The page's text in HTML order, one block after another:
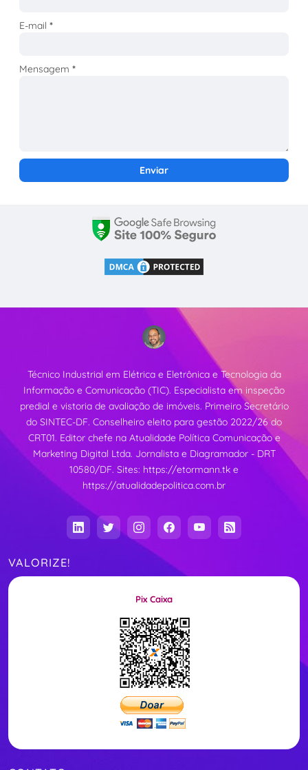
E-mail*
Mensagem*
Técnico Industrial em Elétrica e Eletrônica e Tecnologia da
Informação e Comunicação (TIC). Especialista em inspeção
predial e vistoria de avaliação de imóveis. Primeiro Secretário
do SINTEC-DF. Conselheiro eleito para gestão 2022/26 do
CRT01. Editor chefe na Atualidade Política Comunicação e
Marketing Digital Ltda. Jornalista e Diagramador - DRT
10580/DF. Sites: https://etormann.tk e
https://atualidadepolitica.com.br
VALORIZE!
Pix Caixa